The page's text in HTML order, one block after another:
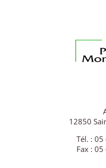
12850
Tél. :
Fax :